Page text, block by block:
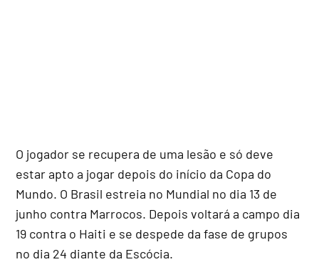
O jogador se recupera de uma lesão e só deve
estar apto a jogar depois do início da Copa do
Mundo. O Brasil estreia no Mundial no dia 13 de
junho contra Marrocos. Depois voltará a campo dia
19 contra o Haiti e se despede da fase de grupos
no dia 24 diante da Escócia.